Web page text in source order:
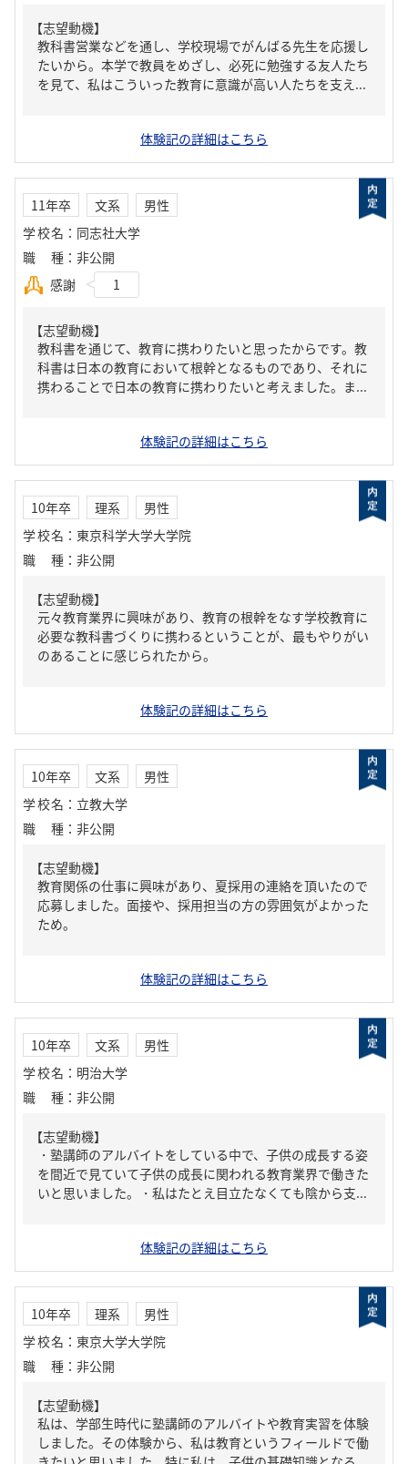
【志望動機】
教科書営業などを通し、学校現場でがんばる先生を応援し
たいから。本学で教員をめざし、必死に勉強する友人たち
を見て、私はこういった教育に意識が高い人たちを支え...
体験記の詳細はこちら
11年卒 文系
男性
学校名 ： 同志社大学
職種 ： 非公開
感謝
1
【志望動機】
教科書を通じて、教育に携わりたいと思ったからです。教
科書は日本の教育において根幹となるものであり、それに
携わることで日本の教育に携わりたいと考えました。ま...
体験記の詳細はこちら
10年卒 理系
男性
学校名 ： 東京科学大学大学院
職種 ： 非公開
【志望動機】
元々教育業界に興味があり、教育の根幹をなす学校教育に
必要な教科書づくりに携わるということが、最もやりがい
のあることに感じられたから。
体験記の詳細はこちら
10年卒 文系
男性
学校名 ： 立教大学
職種 ： 非公開
【志望動機】
教育関係の仕事に興味があり、夏採用の連絡を頂いたので
応募しました。面接や、採用担当の方の雰囲気がよかった
ため。
体験記の詳細はこちら
10年卒 文系
男性
学校名 ： 明治大学
職種 ： 非公開
【志望動機】
・塾講師のアルバイトをしている中で、子供の成長する姿
を間近で見ていて子供の成長に関われる教育業界で働きた
いと思いました。・私はたとえ目立たなくても陰から支...
体験記の詳細はこちら
10年卒 理系
男性
学校名 ： 東京大学大学院
職種 ： 非公開
【志望動機】
私は、学部生時代に塾講師のアルバイトや教育実習を体験
しました。その体験から、私は教育というフィールドで働